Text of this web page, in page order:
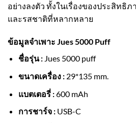
อย่างลงตัว ทั้งในเรื่องของประสิทธิ
และรสชาติที่หลากหลาย
ข้อมูลจำเพาะ Jues 5000 Puff
ชื่อรุ่น :Jues 5000 puff
ขนาดเครื่อง :29*135 mm.
แบตเตอรี่ :600 mAh
การชาร์จ :USB-C